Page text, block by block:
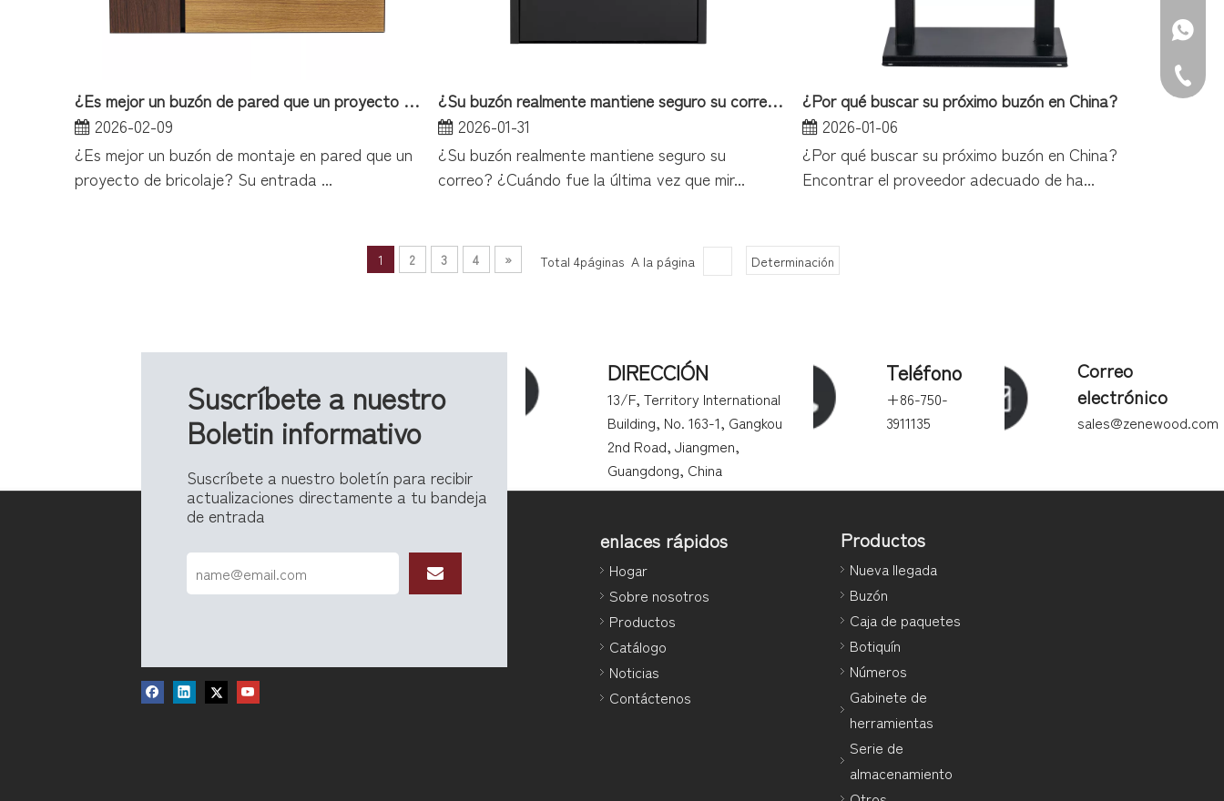
¿Es mejor un buzón de pared que un proyecto de bricolaje?
2026-02-09
¿Es mejor un buzón de montaje en pared que un
proyecto de bricolaje? Su entrada ...
¿Su buzón realmente mantiene seguro su correo?
2026-01-31
¿Su buzón realmente mantiene seguro su
correo? ¿Cuándo fue la última vez que mir...
¿Por qué buscar su próximo buzón en China?
2026-01-06
¿Por qué buscar su próximo buzón en China?
Encontrar el proveedor adecuado de ha...
1 2 3 4 » Total 4páginas A la página Determinación
Suscríbete a nuestro
Boletin informativo
Suscríbete a nuestro boletín para recibir
actualizaciones directamente a tu bandeja
de entrada
DIRECCIÓN
13/F, Territory International
Building, No. 163-1, Gangkou
2nd Road, Jiangmen,
Guangdong, China
enlaces rápidos
Hogar
Sobre nosotros
Productos
Catálogo
Noticias
Contáctenos
Teléfono
+86-750-
3911135
Productos
Nueva llegada
Buzón
Caja de paquetes
Botiquín
Números
Gabinete de
herramientas
Serie de
almacenamiento
Correo
electrónico
sales@zenewood.com